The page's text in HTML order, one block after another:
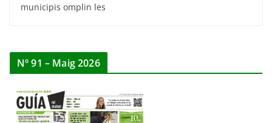
municipis omplin les
Nº 91 – Maig 2026